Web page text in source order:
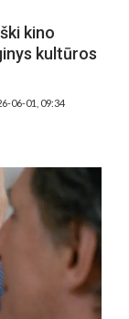
kino
kultūros
06-01, 09:34